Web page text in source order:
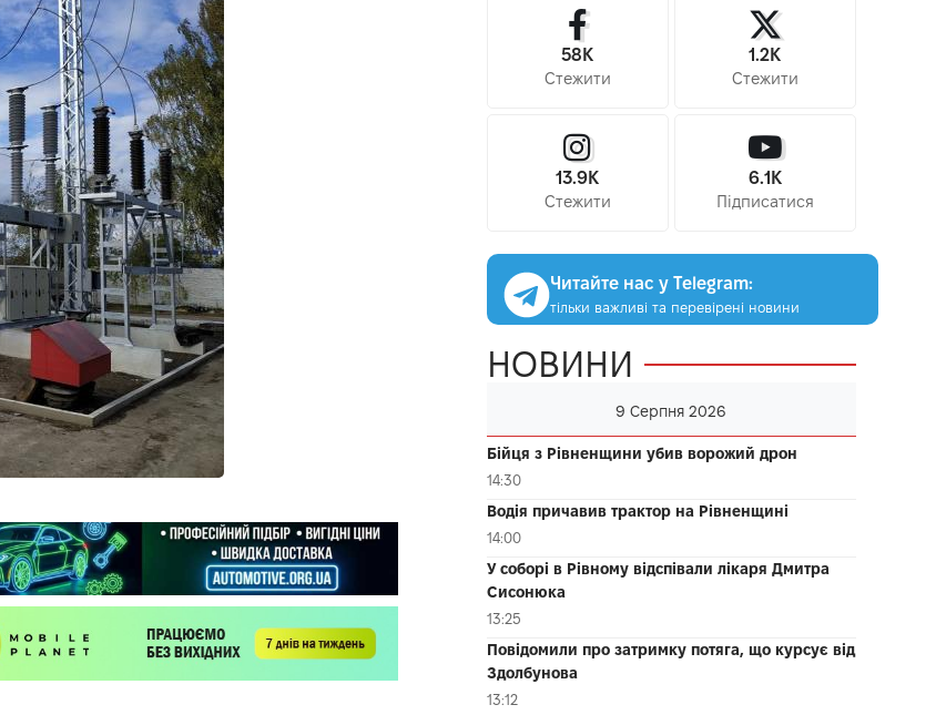
58K
Стежити
1.2K
Стежити
13.9K
Стежити
6.1K
Підписатися
Читайте нас у Telegram:
тільки важливі та перевірені новини
НОВИНИ
9 Серпня 2026
Бійця з Рівненщини убив ворожий дрон
14:30
Водія причавив трактор на Рівненщині
14:00
У соборі в Рівному відспівали лікаря Дмитра
Сисонюка
13:25
Повідомили про затримку потяга, що курсує від
Здолбунова
13:12